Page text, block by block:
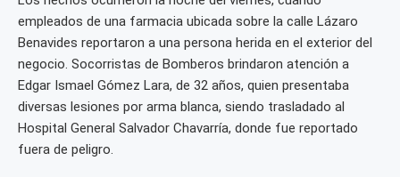
empleados de una farmacia ubicada sobre la calle Lázaro
Benavides reportaron a una persona herida en el exterior del
negocio. Socorristas de Bomberos brindaron atención a
Edgar Ismael Gómez Lara, de 32 años, quien presentaba
diversas lesiones por arma blanca, siendo trasladado al
Hospital General Salvador Chavarría, donde fue reportado
fuera de peligro.